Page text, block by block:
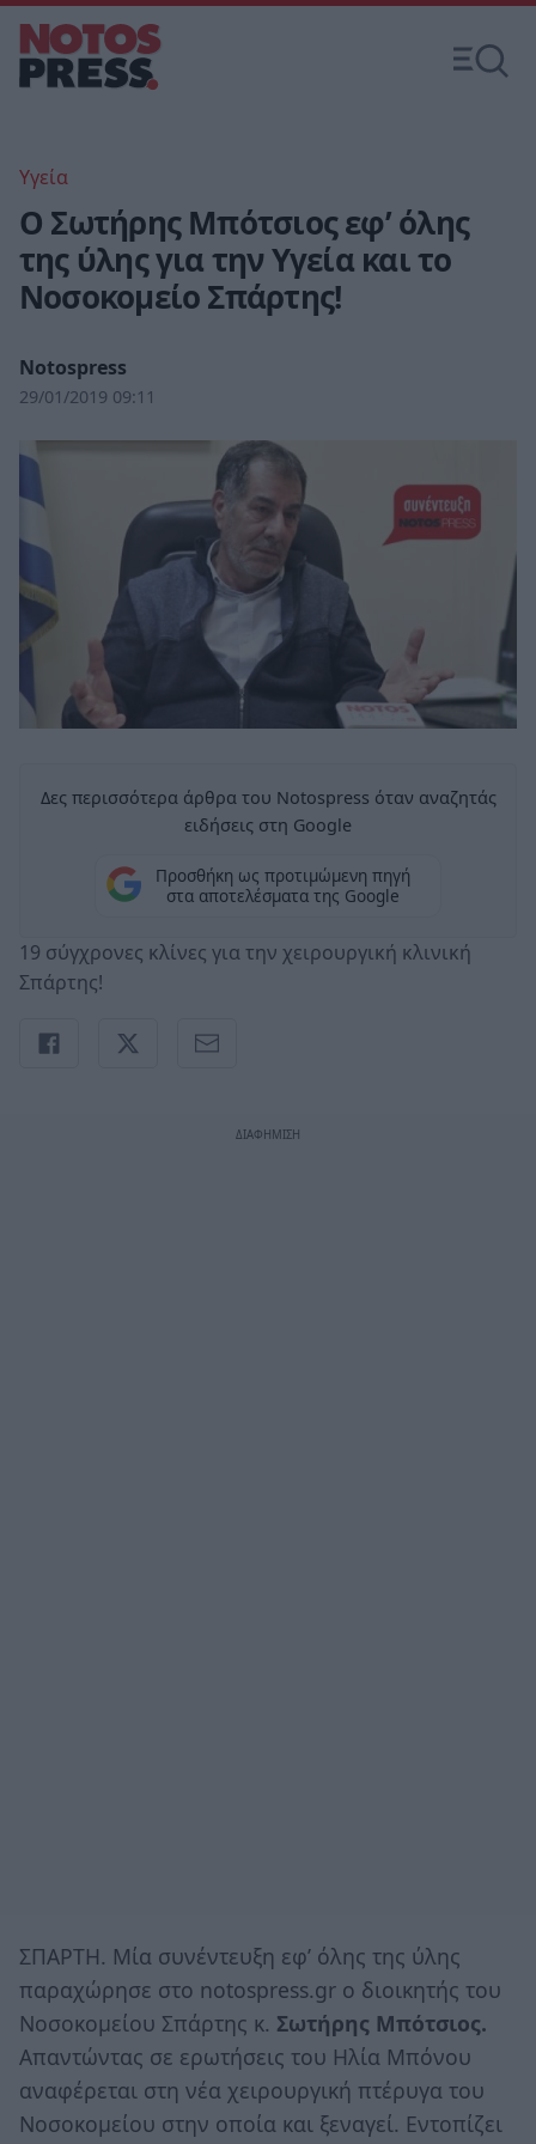
Υγεία
Ο Σωτήρης Μπότσιος εφ’ όλης
της ύλης για την Υγεία και το
Νοσοκομείο Σπάρτης!
Notospress
29/01/2019 09:11
Δες περισσότερα άρθρα του Notospress όταν αναζητάς
ειδήσεις στη Google
Προσθήκη ως προτιμώμενη πηγή
στα αποτελέσματα της Google
19 σύγχρονες κλίνες για την χειρουργική κλινική
Σπάρτης!
ΣΠΑΡΤΗ. Μία συνέντευξη εφ’ όλης της ύλης
παραχώρησε στο notospress.gr ο διοικητής του
Νοσοκομείου Σπάρτης κ. Σωτήρης Μπότσιος.
Απαντώντας σε ερωτήσεις του Ηλία Μπόνου
αναφέρεται στη νέα χειρουργική πτέρυγα του
Νοσοκομείου στην οποία και ξεναγεί. Εντοπίζει